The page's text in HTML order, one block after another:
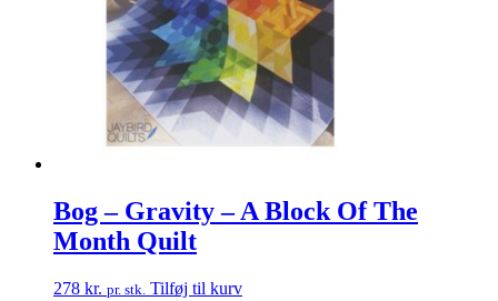
Bog – Gravity – A Block Of The
Month Quilt
278 kr. pr. stk. Tilføj til kurv